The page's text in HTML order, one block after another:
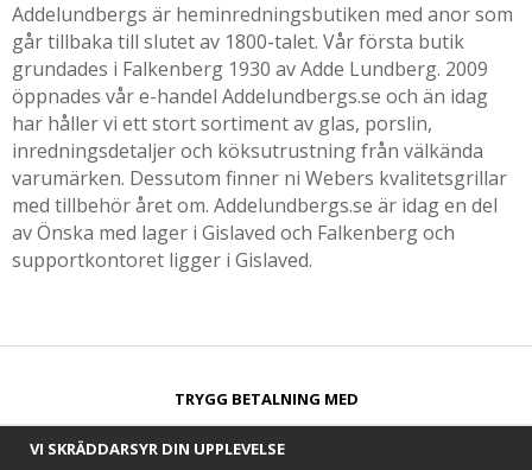
Addelundbergs är heminredningsbutiken med anor som
går tillbaka till slutet av 1800-talet. Vår första butik
grundades i Falkenberg 1930 av Adde Lundberg. 2009
öppnades vår e-handel Addelundbergs.se och än idag
har håller vi ett stort sortiment av glas, porslin,
inredningsdetaljer och köksutrustning från välkända
varumärken. Dessutom finner ni Webers kvalitetsgrillar
med tillbehör året om. Addelundbergs.se är idag en del
av Önska med lager i Gislaved och Falkenberg och
supportkontoret ligger i Gislaved.
TRYGG BETALNING MED​
VI SKRÄDDARSYR DIN UPPLEVELSE